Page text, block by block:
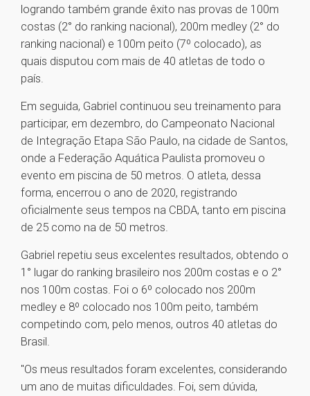
logrando também grande êxito nas provas de 100m
costas (2° do ranking nacional), 200m medley (2° do
ranking nacional) e 100m peito (7º colocado), as
quais disputou com mais de 40 atletas de todo o
país.
Em seguida, Gabriel continuou seu treinamento para
participar, em dezembro, do Campeonato Nacional
de Integração Etapa São Paulo, na cidade de Santos,
onde a Federação Aquática Paulista promoveu o
evento em piscina de 50 metros. O atleta, dessa
forma, encerrou o ano de 2020, registrando
oficialmente seus tempos na CBDA, tanto em piscina
de 25 como na de 50 metros.
Gabriel repetiu seus excelentes resultados, obtendo o
1° lugar do ranking brasileiro nos 200m costas e o 2°
nos 100m costas. Foi o 6º colocado nos 200m
medley e 8º colocado nos 100m peito, também
competindo com, pelo menos, outros 40 atletas do
Brasil.
"Os meus resultados foram excelentes, considerando
um ano de muitas dificuldades. Foi, sem dúvida,